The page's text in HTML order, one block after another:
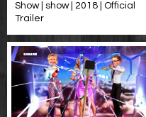
Show | show | 2018 | Official
Trailer